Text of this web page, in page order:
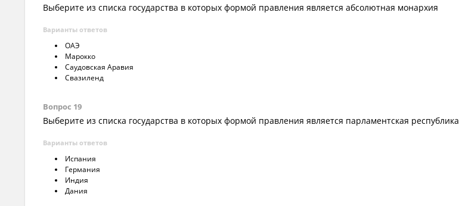
Выберите из списка государства в которых формой правления является абсолютная монархия
Варианты ответов
ОАЭ
Марокко
Саудовская Аравия
Свазиленд
Вопрос 19
Выберите из списка государства в которых формой правления является парламентская республика
Варианты ответов
Испания
Германия
Индия
Дания